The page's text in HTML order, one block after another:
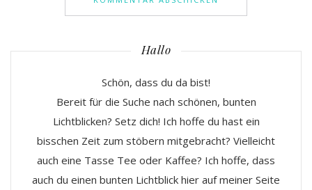
Hallo
Schön, dass du da bist!
Bereit für die Suche nach schönen, bunten
Lichtblicken? Setz dich! Ich hoffe du hast ein
bisschen Zeit zum stöbern mitgebracht? Vielleicht
auch eine Tasse Tee oder Kaffee? Ich hoffe, dass
auch du einen bunten Lichtblick hier auf meiner Seite